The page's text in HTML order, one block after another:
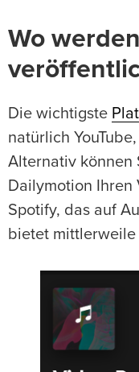
Wo
Die wichtigste
natürlich
Alternativ können
Dailymotion
Spotify, das auf
bietet mittlerweile